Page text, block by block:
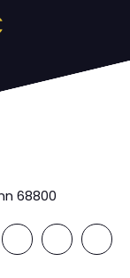
68800